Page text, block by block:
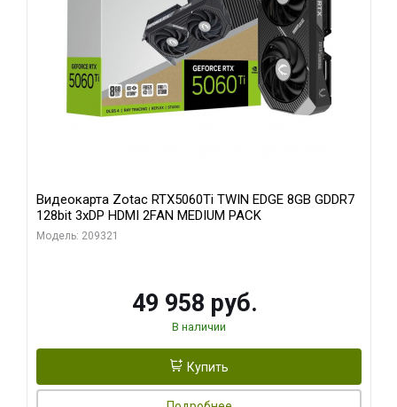
Видеокарта Zotac RTX5060Ti TWIN EDGE 8GB GDDR7
128bit 3xDP HDMI 2FAN MEDIUM PACK
Модель: 209321
49 958 руб.
В наличии
Купить